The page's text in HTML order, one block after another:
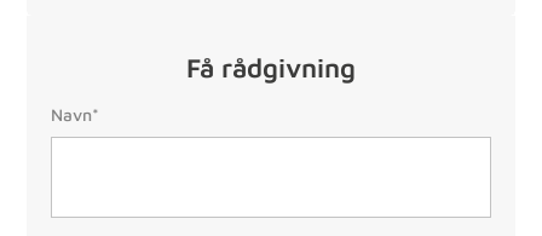
Få rådgivning
Navn:
Navn*